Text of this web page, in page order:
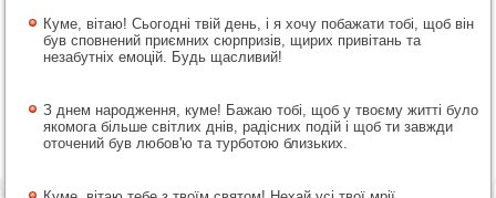
Куме, вітаю! Сьогодні твій день, і я хочу побажати тобі, щоб він
був сповнений приємних сюрпризів, щирих привітань та
незабутніх емоцій. Будь щасливий!
З днем народження, куме! Бажаю тобі, щоб у твоєму житті було
якомога більше світлих днів, радісних подій і щоб ти завжди
оточений був любов'ю та турботою близьких.